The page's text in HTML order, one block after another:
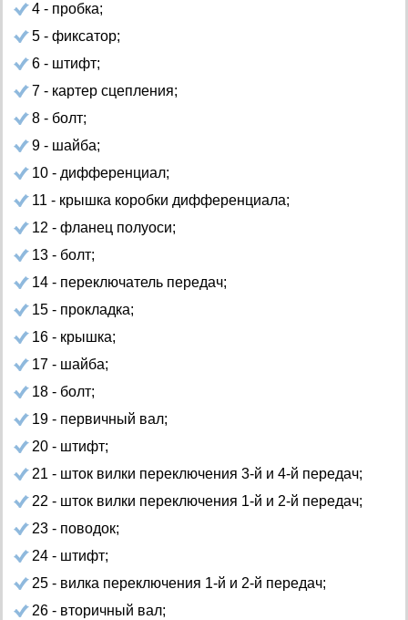
4 - пробка;
5 - фиксатор;
6 - штифт;
7 - картер сцепления;
8 - болт;
9 - шайба;
10 - дифференциал;
11 - крышка коробки дифференциала;
12 - фланец полуоси;
13 - болт;
14 - переключатель передач;
15 - прокладка;
16 - крышка;
17 - шайба;
18 - болт;
19 - первичный вал;
20 - штифт;
21 - шток вилки переключения 3-й и 4-й передач;
22 - шток вилки переключения 1-й и 2-й передач;
23 - поводок;
24 - штифт;
25 - вилка переключения 1-й и 2-й передач;
26 - вторичный вал;